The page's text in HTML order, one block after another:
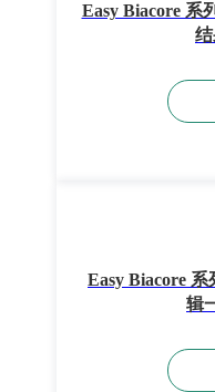
Easy Biacore 系
Easy Biacore
辑